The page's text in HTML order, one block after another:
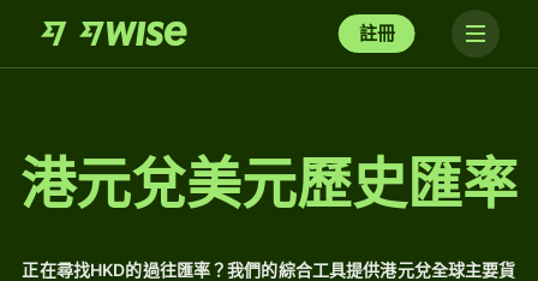
註冊
港元兌美元歷史匯率
正在尋找HKD的過往匯率？我們的綜合工具提供港元兌全球主要貨